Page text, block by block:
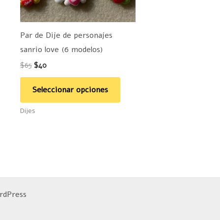
Par de Dije de personajes
sanrio love (6 modelos)
$65 $40
Seleccionar opciones
se
Dijes